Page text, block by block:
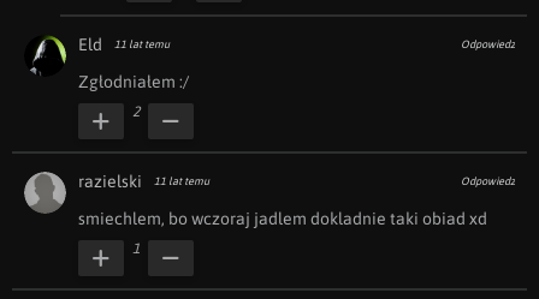
Eld 11 lat temu Odpowiedz
Zgłodniałem :/
2
razielski 11 lat temu Odpowiedz
smiechlem, bo wczoraj jadlem dokladnie taki obiad xd
1